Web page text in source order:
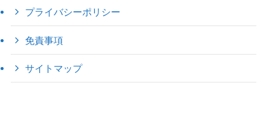
プライバシーポリシー
免責事項
サイトマップ